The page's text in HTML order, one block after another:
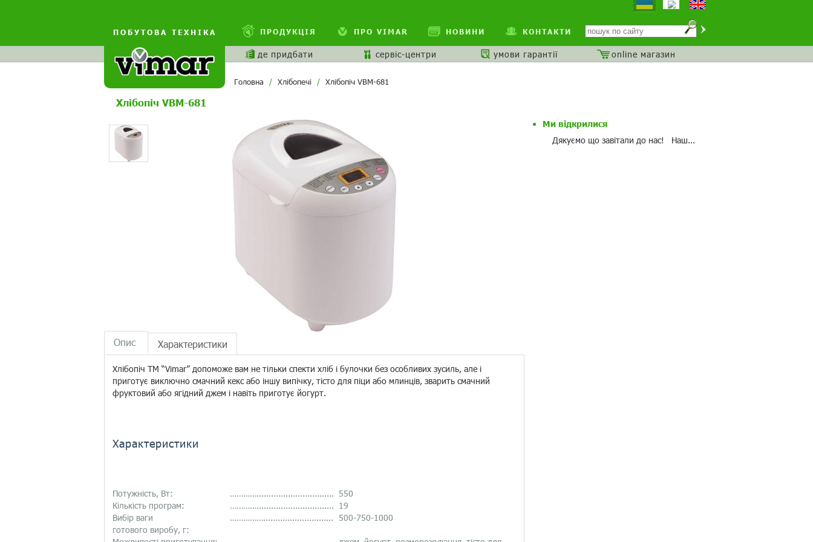
ПОБУТОВА ТЕХНІКА ПРОДУКЦІЯ ПРО VIMAR НОВИНИ КОНТАКТИ
де придбати сервіс-центри умови гарантії online магазин
Головна Хлібопечі Хлібопіч VBM-681
Хлібопіч VBM-681
Опис Характеристики
Хлібопіч ТМ “Vimar” допоможе вам не тільки спекти хліб і булочки без особливих зусиль, але і
приготує виключно смачний кекс або іншу випічку, тісто для піци або млинців, зварить смачний
фруктовий або ягідний джем і навіть приготує йогурт.
Характеристики
Потужність, Вт: …………................................ 550
Кількість програм:
…………................................ 19
Вибір ваги
готового виробу, г:
……………............................. 500-750-1000
Ми відкрилися
Дякуємо що завітали до нас! Наш...